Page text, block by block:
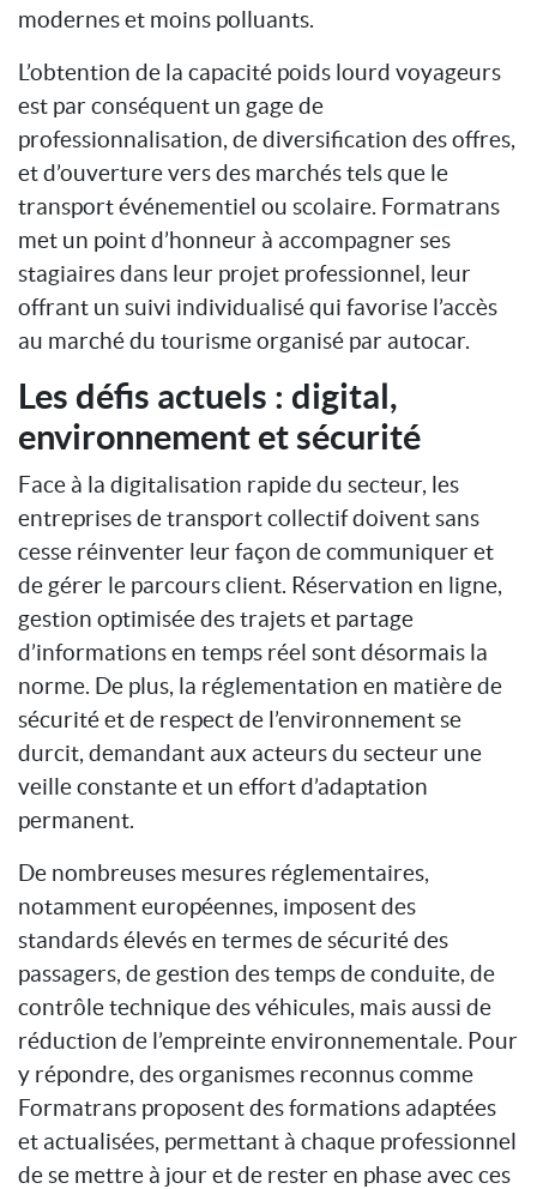
modernes et moins polluants.
L’obtention de la capacité poids lourd voyageurs
est par conséquent un gage de
professionnalisation, de diversification des offres,
et d’ouverture vers des marchés tels que le
transport événementiel ou scolaire. Formatrans
met un point d’honneur à accompagner ses
stagiaires dans leur projet professionnel, leur
offrant un suivi individualisé qui favorise l’accès
au marché du tourisme organisé par autocar.
Les défis actuels : digital,
environnement et sécurité
Face à la digitalisation rapide du secteur, les
entreprises de transport collectif doivent sans
cesse réinventer leur façon de communiquer et
de gérer le parcours client. Réservation en ligne,
gestion optimisée des trajets et partage
d’informations en temps réel sont désormais la
norme. De plus, la réglementation en matière de
sécurité et de respect de l’environnement se
durcit, demandant aux acteurs du secteur une
veille constante et un effort d’adaptation
permanent.
De nombreuses mesures réglementaires,
notamment européennes, imposent des
standards élevés en termes de sécurité des
passagers, de gestion des temps de conduite, de
contrôle technique des véhicules, mais aussi de
réduction de l’empreinte environnementale. Pour
y répondre, des organismes reconnus comme
Formatrans proposent des formations adaptées
et actualisées, permettant à chaque professionnel
de se mettre à jour et de rester en phase avec ces